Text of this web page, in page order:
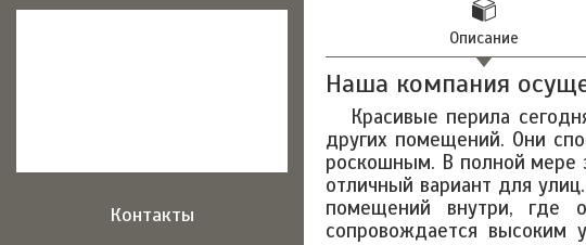
Описание
Наша компания
Красивые перила
других помещений. Они
роскошным. В полной мере
отличный вариант для
помещений внутри, где
сопровождается высоким
Контакты